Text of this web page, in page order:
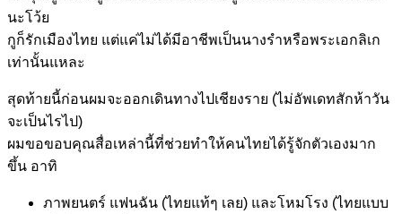
นะโว้ย
กูก็รักเมืองไทย แต่แค่ไม่ได้มีอาชีพเป็นนางรำหรือพระเอกลิเก
เท่านั้นแหละ
สุดท้ายนี้ก่อนผมจะออกเดินทางไปเชียงราย (ไม่อัพเดทสักห้าวัน
จะเป็นไรไป)
ผมขอขอบคุณสื่อเหล่านี้ที่ช่วยทำให้คนไทยได้รู้จักตัวเองมาก
ขึ้น อาทิ
ภาพยนตร์ แฟนฉัน (ไทยแท้ๆ เลย) และโหมโรง (ไทยแบบ